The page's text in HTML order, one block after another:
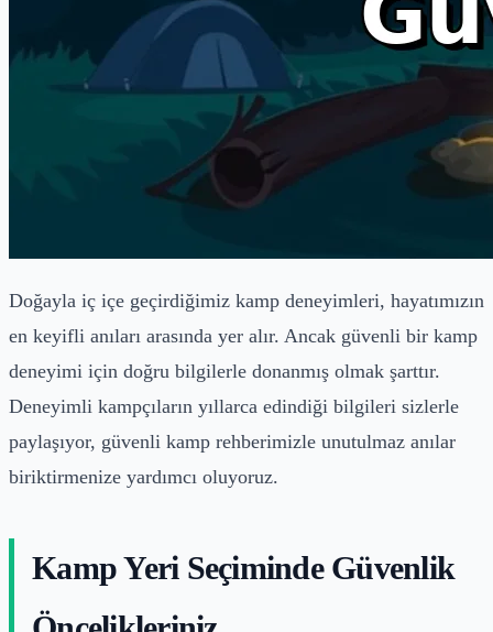
Doğayla iç içe geçirdiğimiz kamp deneyimleri, hayatımızın
en keyifli anıları arasında yer alır. Ancak güvenli bir kamp
deneyimi için doğru bilgilerle donanmış olmak şarttır.
Deneyimli kampçıların yıllarca edindiği bilgileri sizlerle
paylaşıyor, güvenli kamp rehberimizle unutulmaz anılar
biriktirmenize yardımcı oluyoruz.
Kamp Yeri Seçiminde Güvenlik